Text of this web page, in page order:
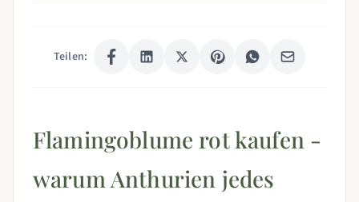
Teilen:
Flamingoblume rot kaufen -
warum Anthurien jedes